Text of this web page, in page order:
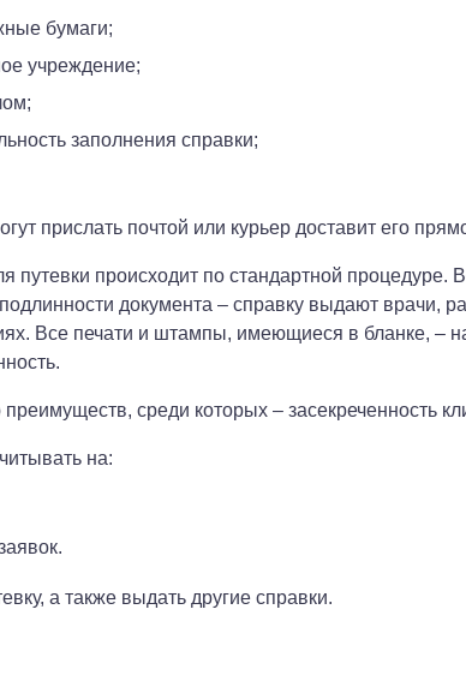
бумаги;
учреждение;
заполнения справки;
прислать почтой или курьер доставит его
происходит по стандартной процедуре.
документа – справку выдают врачи,
Все печати и штампы, имеющиеся в бланке, –
среди которых – засекреченность
на:
а также выдать другие справки.